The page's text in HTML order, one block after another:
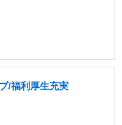
/福利厚生充実